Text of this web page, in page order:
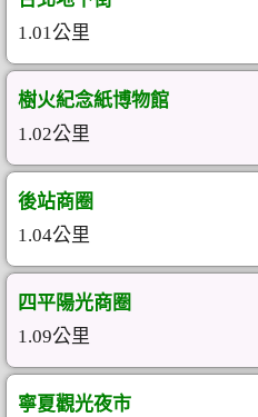
1.01公里
樹火紀念紙博物館
1.02公里
後站商圈
1.04公里
四平陽光商圈
1.09公里
寧夏觀光夜市